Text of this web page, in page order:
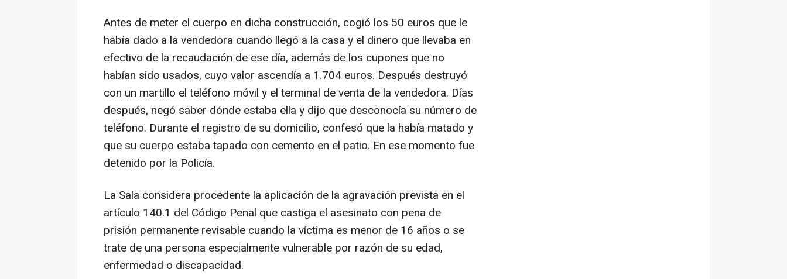
Antes de meter el cuerpo en dicha construcción, cogió los 50 euros que le
había dado a la vendedora cuando llegó a la casa y el dinero que llevaba en
efectivo de la recaudación de ese día, además de los cupones que no
habían sido usados, cuyo valor ascendía a 1.704 euros. Después destruyó
con un martillo el teléfono móvil y el terminal de venta de la vendedora. Días
después, negó saber dónde estaba ella y dijo que desconocía su número de
teléfono. Durante el registro de su domicilio, confesó que la había matado y
que su cuerpo estaba tapado con cemento en el patio. En ese momento fue
detenido por la Policía.
La Sala considera procedente la aplicación de la agravación prevista en el
artículo 140.1 del Código Penal que castiga el asesinato con pena de
prisión permanente revisable cuando la víctima es menor de 16 años o se
trate de una persona especialmente vulnerable por razón de su edad,
enfermedad o discapacidad.